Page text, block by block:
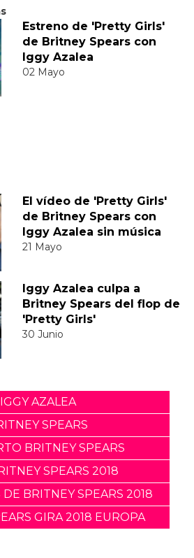
Estreno de 'Pretty Girls'
de Britney Spears con
Iggy Azalea
02 Mayo
El vídeo de 'Pretty Girls'
de Britney Spears con
Iggy Azalea sin música
21 Mayo
Iggy Azalea culpa a
Britney Spears del flop de
'Pretty Girls'
30 Junio
IGGY AZALEA
SPEARS
BRITNEY SPEARS
SPEARS 2018
BRITNEY SPEARS 2018
GIRA 2018 EUROPA